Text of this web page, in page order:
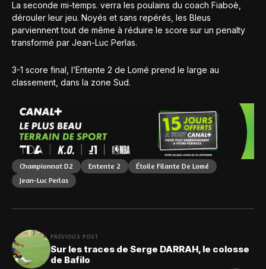
La seconde mi-temps. verra les poulains du coach Fiaboè,
dérouler leur jeu. Noyés et sans repérés, les Bleus
parviennent tout de même à réduire le score sur un penalty
transformé par Jean-Luc Perlas.
3-1 score final, l’Entente 2 de Lomé prend le large au
classement, dans la zone Sud.
Championnat D2 Entente 2
Étoile Filante De Lomé
Jean-Luc Perlas
PREVIOUS POST
Sur les traces de Serge DARRAH, le colosse
de Bafilo